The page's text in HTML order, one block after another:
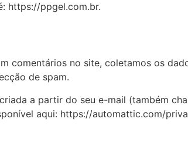
https://ppgel.com.br.
comentários no site, coletamos os
de spam.
a partir do seu e-mail (também
aqui: https://automattic.com/